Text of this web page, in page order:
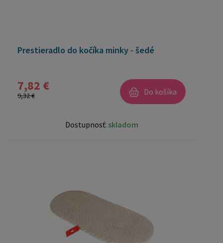
Prestieradlo do kočíka minky - šedé
7,82 €
9,32 € Do košíka
Dostupnosť: skladom